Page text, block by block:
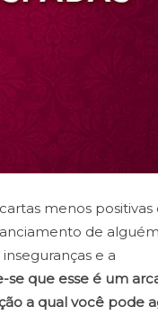
menos positivas
de
e a
se que esse é um
a qual você pode